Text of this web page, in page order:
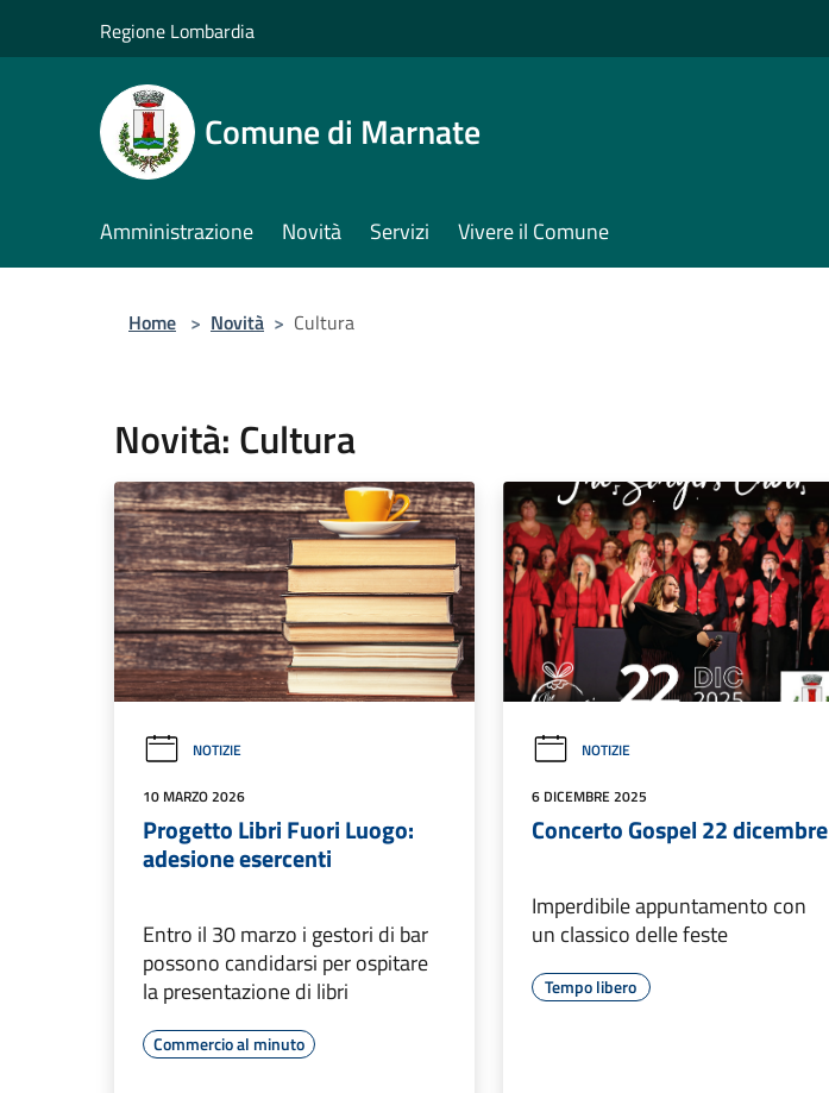
Regione Lombardia
Comune di Marnate
Amministrazione Novità Servizi Vivere il Comune
Home > Novità > Cultura
Novità: Cultura
NOTIZIE
10 MARZO 2026
Progetto Libri Fuori Luogo:
adesione esercenti
Entro il 30 marzo i gestori di bar
possono candidarsi per ospitare
la presentazione di libri
Commercio al minuto
NOTIZIE
6 DICEMBRE 2025
Concerto Gospel 22 dicembre
Imperdibile appuntamento con
un classico delle feste
Tempo libero